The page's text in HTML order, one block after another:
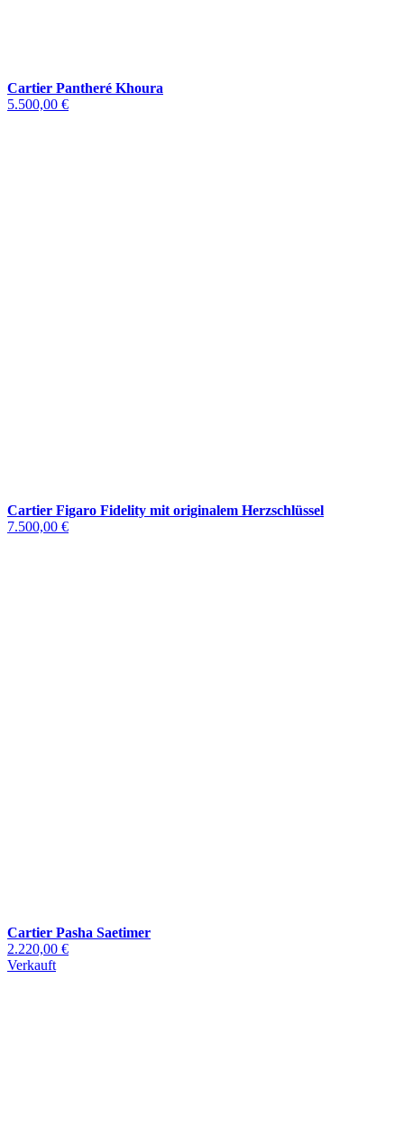
Cartier Pantheré Khoura
5.500,00 €
Cartier Figaro Fidelity mit originalem Herzschlüssel
7.500,00 €
Cartier Pasha Saetimer
2.220,00 €
Verkauft